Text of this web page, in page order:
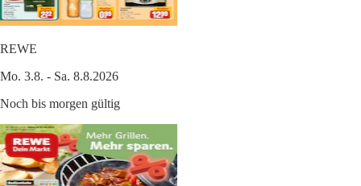
REWE
Mo. 3.8. - Sa. 8.8.2026
Noch bis morgen gültig